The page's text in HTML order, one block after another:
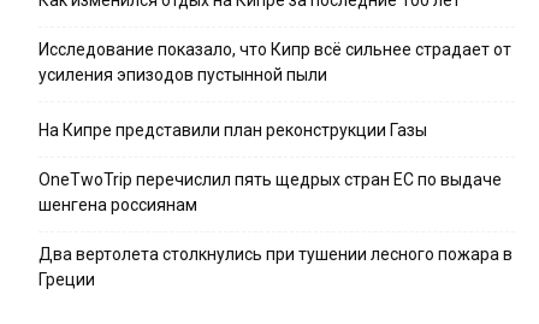
Исследование показало, что Кипр всё сильнее страдает от
усиления эпизодов пустынной пыли
На Кипре представили план реконструкции Газы
OneTwoTrip перечислил пять щедрых стран ЕС по выдаче
шенгена россиянам
Два вертолета столкнулись при тушении лесного пожара в
Греции